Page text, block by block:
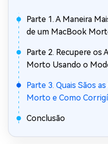
Parte 1. A Maneira
de um MacBook
Parte 2. Recupere os
Morto Usando o
Parte 3. Quais Sãos
Morto e Como
Conclusão